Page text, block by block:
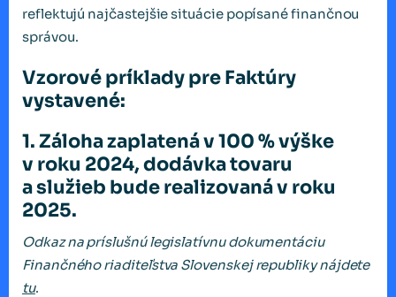
reflektujú najčastejšie situácie popísané finančnou
správou.
Vzorové príklady pre Faktúry
vystavené:
1.Záloha zaplatená v 100 % výške
v roku 2024, dodávka tovaru
a služieb bude realizovaná v roku
2025.
Odkaz na príslušnú legislatívnu dokumentáciu
Finančného riaditeľstva Slovenskej republiky nájdete
tu.